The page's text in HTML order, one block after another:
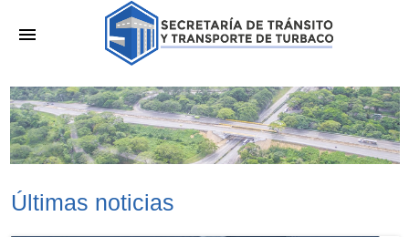
menu
Últimas noticias